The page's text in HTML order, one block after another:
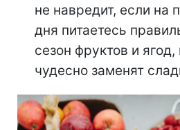
не навредит, если на
дня питаетесь
сезон фруктов и ягод,
чудесно заменят